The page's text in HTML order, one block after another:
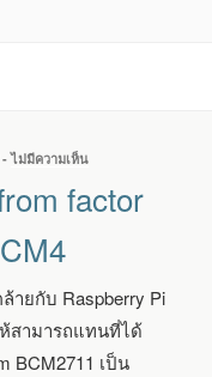
-ไม่มีความเห็น
RADXA
FACTOR
เหมือน
RASPBERRY
PI
factor
ายกับ Raspberry Pi
สามารถแทนที่ได้
BCM2711 เป็น